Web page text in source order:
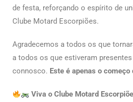
de festa, reforçando o espírito de
Clube Motard Escorpiões.
Agradecemos a todos os que
a todos os que estiveram
connosco. Este é apenas o
Viva o Clube Motard